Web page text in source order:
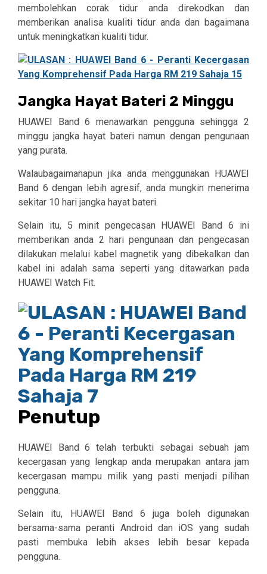
membolehkan corak tidur anda direkodkan dan
memberikan analisa kualiti tidur anda dan bagaimana
untuk meningkatkan kualiti tidur.
Jangka Hayat Bateri 2 Minggu
HUAWEI Band 6 menawarkan pengguna sehingga 2
minggu jangka hayat bateri namun dengan pengunaan
yang purata.
Walaubagaimanapun jika anda menggunakan HUAWEI
Band 6 dengan lebih agresif, anda mungkin menerima
sekitar 10 hari jangka hayat bateri.
Selain itu, 5 minit pengecasan HUAWEI Band 6 ini
memberikan anda 2 hari pengunaan dan pengecasan
dilakukan melalui kabel magnetik yang dibekalkan dan
kabel ini adalah sama seperti yang ditawarkan pada
HUAWEI Watch Fit.
Penutup
HUAWEI Band 6 telah terbukti sebagai sebuah jam
kecergasan yang lengkap anda merupakan antara jam
kecergasan mampu milik yang pasti menjadi pilihan
pengguna.
Selain itu, HUAWEI Band 6 juga boleh digunakan
bersama-sama peranti Android dan iOS yang sudah
pasti membuka lebih akses lebih besar kepada
pengguna.